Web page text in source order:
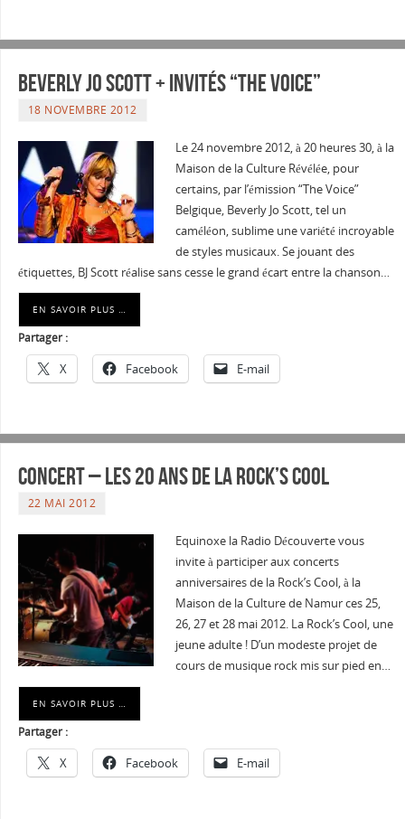
Beverly Jo Scott + Invités “The Voice”
18 NOVEMBRE 2012
Le 24 novembre 2012, à 20 heures 30, à la
Maison de la Culture Révélée, pour
certains, par l’émission “The Voice”
Belgique, Beverly Jo Scott, tel un
caméléon, sublime une variété incroyable
de styles musicaux. Se jouant des
étiquettes, BJ Scott réalise sans cesse le grand écart entre la chanson…
EN SAVOIR PLUS …
Partager :
X Facebook E-mail
Concert – Les 20 ans de la Rock’s Cool
22 MAI 2012
Equinoxe la Radio Découverte vous
invite à participer aux concerts
anniversaires de la Rock’s Cool, à la
Maison de la Culture de Namur ces 25,
26, 27 et 28 mai 2012. La Rock’s Cool, une
jeune adulte ! D’un modeste projet de
cours de musique rock mis sur pied en…
EN SAVOIR PLUS …
Partager :
X Facebook E-mail